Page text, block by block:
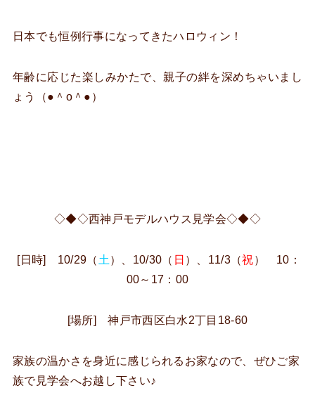
日本でも恒例行事になってきたハロウィン！
年齢に応じた楽しみかたで、親子の絆を深めちゃいまし
ょう（●＾o＾●）
◇◆◇西神戸モデルハウス見学会◇◆◇
[日時] 10/29（ 土 ）、10/30（ 日 ）、11/3（祝） 10：
00～17：00
[場所] 神戸市西区白水2丁目18-60
家族の温かさを身近に感じられるお家なので、ぜひご家
族で見学会へお越し下さい♪